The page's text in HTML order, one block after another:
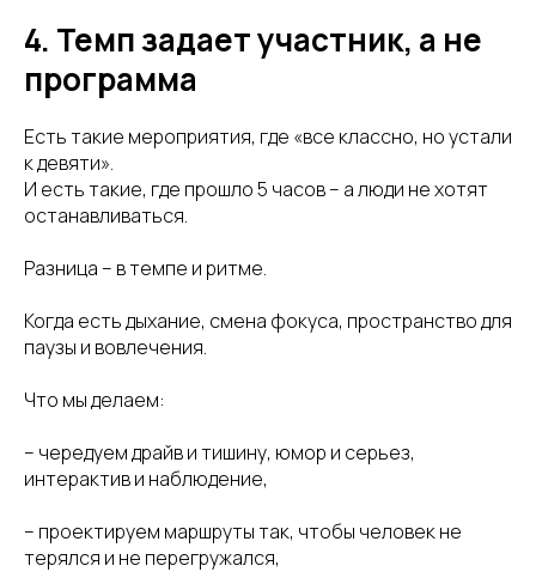
4. Темп задает участник, а не
программа
Есть такие мероприятия, где «все классно, но устали
к девяти».
И есть такие, где прошло 5 часов – а люди не хотят
останавливаться.
Разница – в темпе и ритме.
Когда есть дыхание, смена фокуса, пространство для
паузы и вовлечения.
Что мы делаем:
– чередуем драйв и тишину, юмор и серьез,
интерактив и наблюдение,
– проектируем маршруты так, чтобы человек не
терялся и не перегружался,